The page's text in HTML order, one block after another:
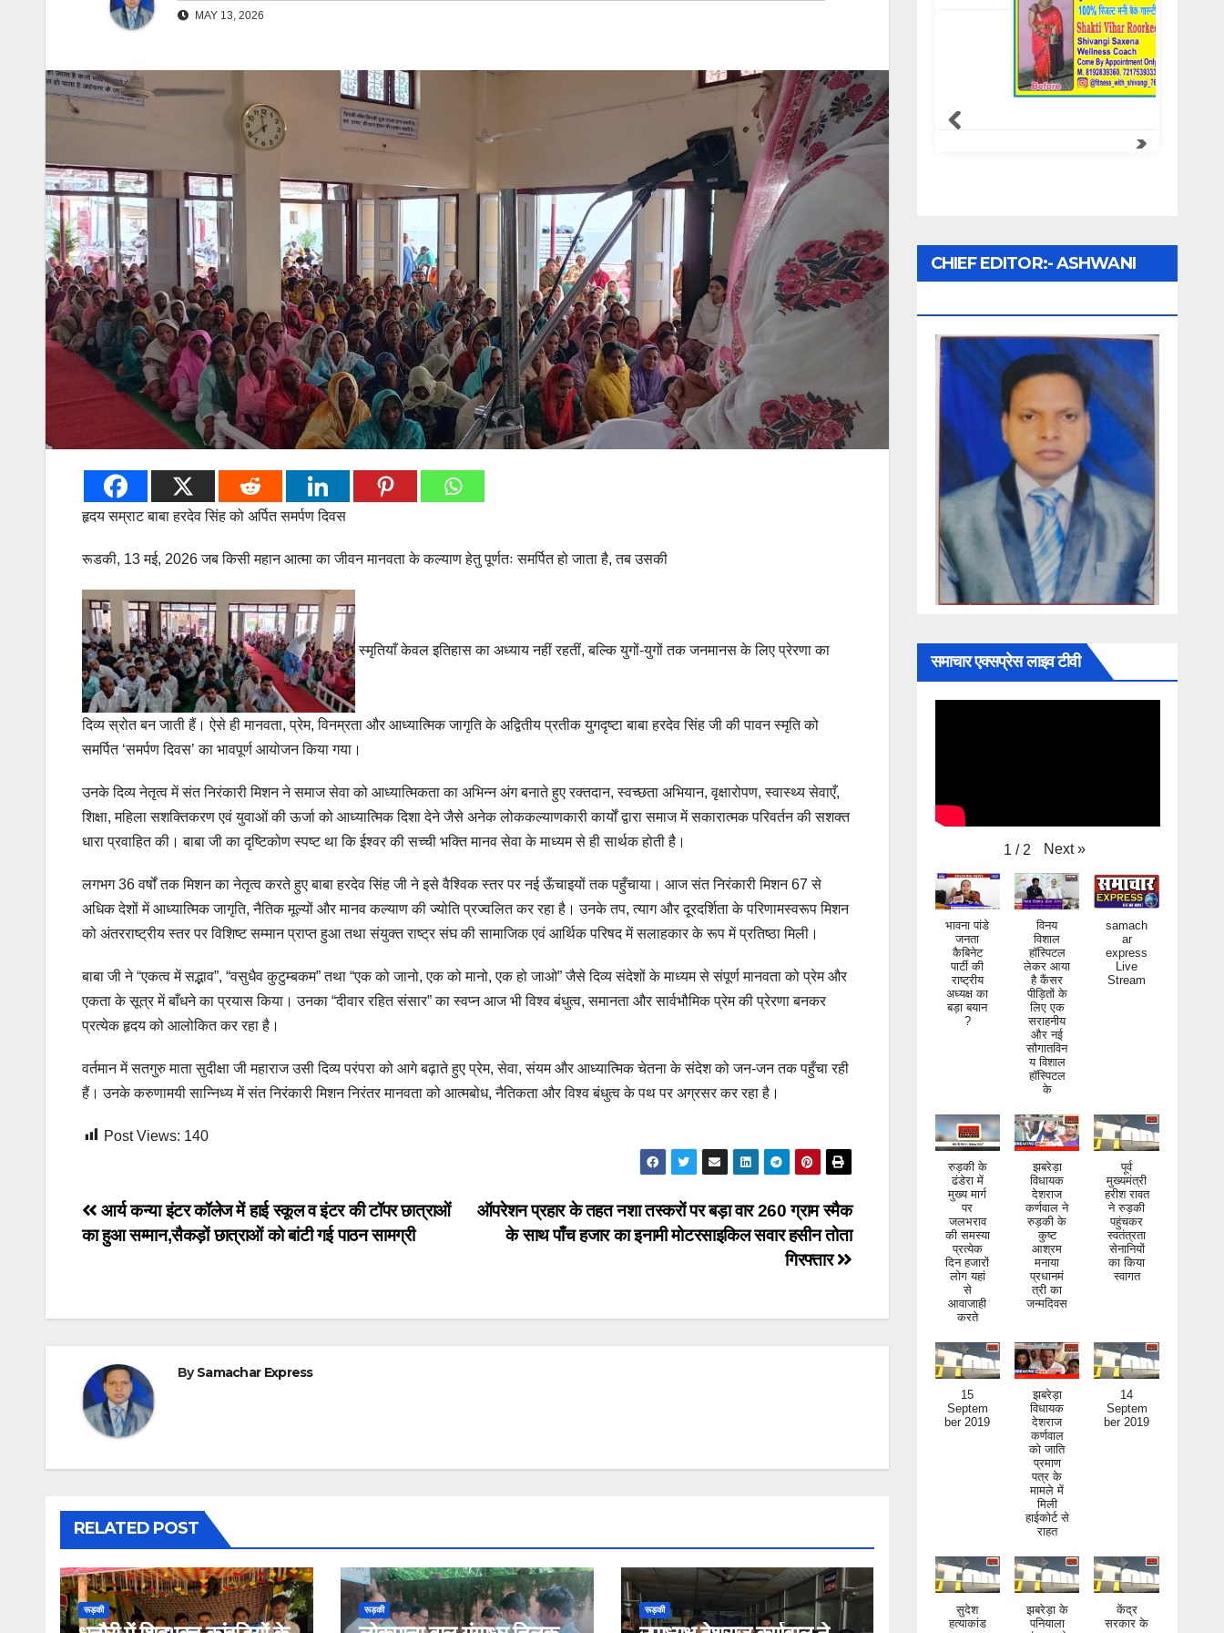
MAY 13, 2026
हृदय सम्राट बाबा हरदेव सिंह को अर्पित समर्पण दिवस
रूडकी, 13 मई, 2026 जब किसी महान आत्मा का जीवन मानवता के कल्याण हेतु पूर्णतः समर्पित हो जाता है, तब उसकी
स्मृतियाँ केवल इतिहास का अध्याय नहीं रहतीं, बल्कि युगों-युगों तक जनमानस के लिए प्रेरणा का
दिव्य स्रोत बन जाती हैं। ऐसे ही मानवता, प्रेम, विनम्रता और आध्यात्मिक जागृति के अद्वितीय प्रतीक युगदृष्टा बाबा हरदेव सिंह जी की पावन स्मृति को
समर्पित ‘समर्पण दिवस’ का भावपूर्ण आयोजन किया गया।
उनके दिव्य नेतृत्व में संत निरंकारी मिशन ने समाज सेवा को आध्यात्मिकता का अभिन्न अंग बनाते हुए रक्तदान, स्वच्छता अभियान, वृक्षारोपण, स्वास्थ्य सेवाएँ,
शिक्षा, महिला सशक्तिकरण एवं युवाओं की ऊर्जा को आध्यात्मिक दिशा देने जैसे अनेक लोककल्याणकारी कार्यों द्वारा समाज में सकारात्मक परिवर्तन की सशक्त
धारा प्रवाहित की। बाबा जी का दृष्टिकोण स्पष्ट था कि ईश्वर की सच्ची भक्ति मानव सेवा के माध्यम से ही सार्थक होती है।
लगभग 36 वर्षों तक मिशन का नेतृत्व करते हुए बाबा हरदेव सिंह जी ने इसे वैश्विक स्तर पर नई ऊँचाइयों तक पहुँचाया। आज संत निरंकारी मिशन 67 से
अधिक देशों में आध्यात्मिक जागृति, नैतिक मूल्यों और मानव कल्याण की ज्योति प्रज्वलित कर रहा है। उनके तप, त्याग और दूरदर्शिता के परिणामस्वरूप मिशन
को अंतरराष्ट्रीय स्तर पर विशिष्ट सम्मान प्राप्त हुआ तथा संयुक्त राष्ट्र संघ की सामाजिक एवं आर्थिक परिषद में सलाहकार के रूप में प्रतिष्ठा मिली।
बाबा जी ने “एकत्व में सद्भाव”, “वसुधैव कुटुम्बकम” तथा “एक को जानो, एक को मानो, एक हो जाओ” जैसे दिव्य संदेशों के माध्यम से संपूर्ण मानवता को प्रेम और
एकता के सूत्र में बाँधने का प्रयास किया। उनका “दीवार रहित संसार” का स्वप्न आज भी विश्व बंधुत्व, समानता और सार्वभौमिक प्रेम की प्रेरणा बनकर
प्रत्येक हृदय को आलोकित कर रहा है।
वर्तमान में सतगुरु माता सुदीक्षा जी महाराज उसी दिव्य परंपरा को आगे बढ़ाते हुए प्रेम, सेवा, संयम और आध्यात्मिक चेतना के संदेश को जन-जन तक पहुँचा रही
हैं। उनके करुणामयी सान्निध्य में संत निरंकारी मिशन निरंतर मानवता को आत्मबोध, नैतिकता और विश्व बंधुत्व के पथ पर अग्रसर कर रहा है।
Post Views: 140
Post
navigation
ऑपरेशन प्रहार के तहत नशा तस्करों पर बड़ा वार 260 ग्राम स्मैक
के साथ पाँच हजार का इनामी मोटरसाइकिल सवार हसीन तोता
गिरफ्तार
आर्य कन्या इंटर कॉलेज में हाई स्कूल व इंटर की टॉपर छात्राओं
का हुआ सम्मान,सैकड़ों छात्राओं को बांटी गई पाठन सामग्री
BySamachar Express
RELATED POST
रूड़की रूड़की रूड़की
Samachar Express
CHIEF EDITOR:- ASHWANI
समाचार एक्सप्रेस लाइव टीवी
1 / 2 Next »
भावना पांडे
जनता
कैबिनेट
पार्टी की
राष्ट्रीय
अध्यक्ष का
बड़ा बयान
?
विनय
विशाल
हॉस्पिटल
लेकर आया
है कैंसर
पीड़ितों के
लिए एक
सराहनीय
और नई
सौगातविन
य विशाल
हॉस्पिटल
के
samach
ar
express
Live
Stream
रुड़की के
ढंडेरा में
मुख्य मार्ग
पर
जलभराव
की समस्या
प्रत्येक
दिन हजारों
लोग यहां
से
आवाजाही
करते
झबरेड़ा
विधायक
देशराज
कर्णवाल ने
रुड़की के
कुष्ट
आश्रम
मनाया
प्रधानमं
त्री का
जन्मदिवस
पूर्व
मुख्यमंत्री
हरीश रावत
ने रुड़की
पहुंचकर
स्वतंत्रता
सेनानियों
का किया
स्वागत
15
Septem
ber 2019
झबरेड़ा
विधायक
देशराज
कर्णवाल
को जाति
प्रमाण
पत्र के
मामले में
मिली
हाईकोर्ट से
राहत
14
Septem
ber 2019
सुदेश
हत्याकांड
झबरेड़ा के
पनियाला
केंद्र
सरकार के